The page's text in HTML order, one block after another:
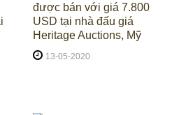
được bán với giá 7.800
USD tại nhà đấu giá
Heritage Auctions, Mỹ
13-05-2020